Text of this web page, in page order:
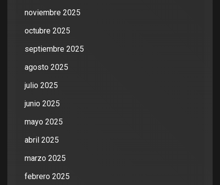
noviembre 2025
octubre 2025
septiembre 2025
agosto 2025
julio 2025
junio 2025
mayo 2025
abril 2025
marzo 2025
febrero 2025